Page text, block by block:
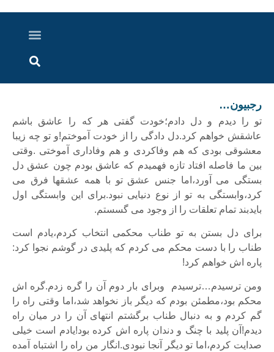
رجبیون…
تو را دیدم و دل دادم؛خودت گفتی هر که را عاشق باشم
عاشقش خواهم کرد.دل دادگی را از خودت آموختم!و تو چه زیبا
معشوقی بودی که هم وفاکردی و هم وفاداری آموختی .وقتی
بین ما فاصله افتاد تازه فهمیدم که عاشق بودم چون عشق دل
بستگی می آورد،اما جنس عشق تو با همه عشقها فرق می
کرد،وابستگی به تو از نوع دنیایی نبود.برای این وابستگی اول
بایدبند تمام تعلقات را از وجود می گسستم.
برای دل بستن به تو طناب محکمی انتخاب کردم،یادم است
طناب را با دست محکم می کردم که پلیدی در گوشم نجوا کرد:
پاره اش خواهم کرد!
ومن ترسیدم…ترسیدم وبرای بار دوم آن را گره زدم.گره اش
محکم بود،مطمئن بودم که دیگر باز نخواهد شد،اما وقتی راه را
گم کردم و به دنبال طناب برگشتم انتهای آن را در میان راه
دیدم!آن پلید با چنگ و دندان پاره اش کرده بود!یادم است خیلی
صدایت کردم،اما تو دیگر آنجا نبودی.انگار من راه را اشتباه آمده